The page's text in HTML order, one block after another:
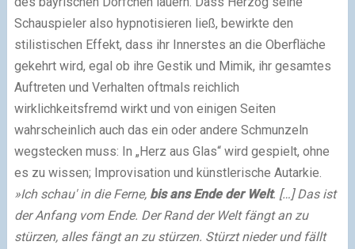
Schauspieler also hypnotisieren ließ, bewirkte den
stilistischen Effekt, dass ihr Innerstes an die Oberfläche
gekehrt wird, egal ob ihre Gestik und Mimik, ihr gesamtes
Auftreten und Verhalten oftmals reichlich
wirklichkeitsfremd wirkt und von einigen Seiten
wahrscheinlich auch das ein oder andere Schmunzeln
wegstecken muss: In „Herz aus Glas“ wird gespielt, ohne
es zu wissen; Improvisation und künstlerische Autarkie.
»Ich schau' in die Ferne, bis ans Ende der Welt. […] Das ist
der Anfang vom Ende. Der Rand der Welt fängt an zu
stürzen, alles fängt an zu stürzen. Stürzt nieder und fällt